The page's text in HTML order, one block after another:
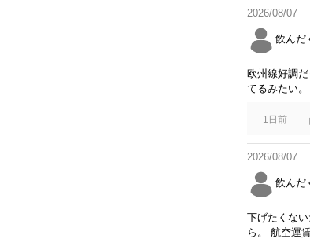
2026/08/07
飲んだ
欧州線好調
てるみたい。
1日前
2026/08/07
飲んだ
下げたくな
ら。 航空運